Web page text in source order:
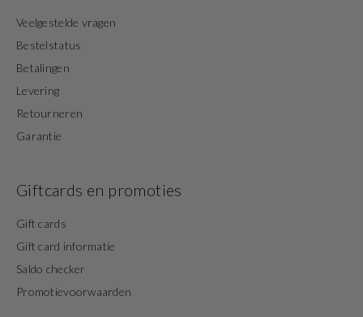
Veelgestelde vragen
Bestelstatus
Betalingen
Levering
Retourneren
Garantie
Giftcards en promoties
Gift cards
Gift card informatie
Saldo checker
Promotievoorwaarden